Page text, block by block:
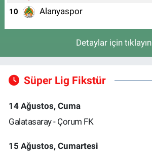
10 Alanyaspor
Detaylar için tıklayın
Süper Lig Fikstür
14 Ağustos, Cuma
Galatasaray - Çorum FK
15 Ağustos, Cumartesi